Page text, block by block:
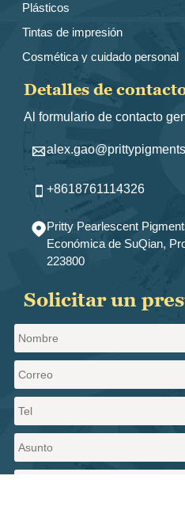
Plásticos
Tintas de impresión
Cosmética y cuidado personal
Detalles de
Al formulario de contacto

+8618761114326
Pritty Pearlescent
Económica de SuQian,
223800
Solicitar un